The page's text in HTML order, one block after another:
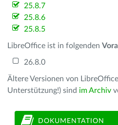
25.8.7
25.8.6
25.8.5
LibreOffice ist in folgenden
26.8.0
Ältere Versionen von
Unterstützung!) sind im Archiv
DOKUMENTATION